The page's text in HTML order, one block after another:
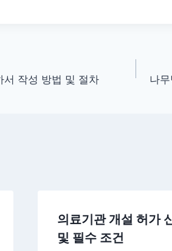
서 작성 방법 및 절차 나
의료기관 개설 허가
및 필수 조건